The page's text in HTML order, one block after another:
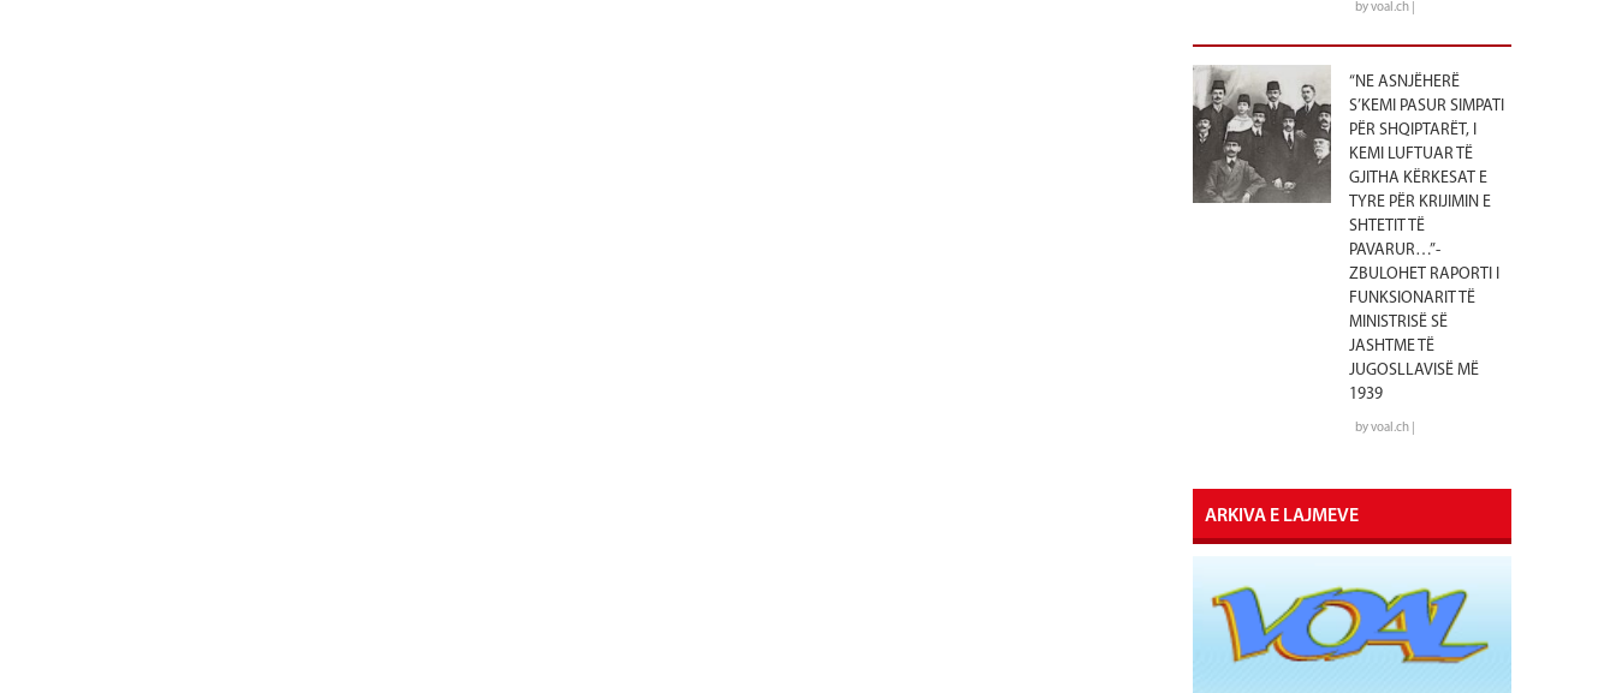
by voal.ch |
“NE ASNJËHERË
S’KEMI PASUR SIMPATI
PËR SHQIPTARËT, I
KEMI LUFTUAR TË
GJITHA KËRKESAT E
TYRE PËR KRIJIMIN E
SHTETIT TË
PAVARUR…”-
ZBULOHET RAPORTI I
FUNKSIONARIT TË
MINISTRISË SË
JASHTME TË
JUGOSLLAVISË MË
1939
by voal.ch |
ARKIVA E LAJMEVE